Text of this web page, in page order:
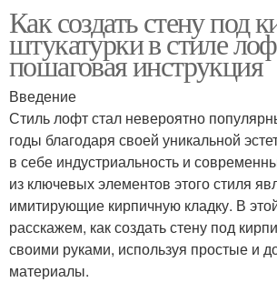
Как создать стену под
штукатурки в стиле
пошаговая инструкция
Введение
Стиль лофт стал невероятно
годы благодаря своей уникальной
в себе индустриальность и
из ключевых элементов этого стиля
имитирующие кирпичную кладку. В
расскажем, как создать стену под
своими руками, используя простые и
материалы.